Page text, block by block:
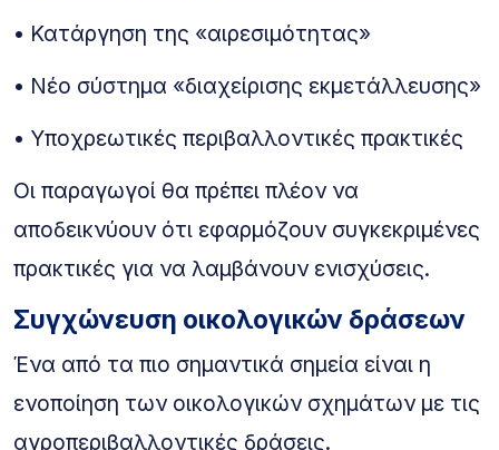
• Κατάργηση της «αιρεσιμότητας»
• Νέο σύστημα «διαχείρισης εκμετάλλευσης»
• Υποχρεωτικές περιβαλλοντικές πρακτικές
Οι παραγωγοί θα πρέπει πλέον να
αποδεικνύουν ότι εφαρμόζουν συγκεκριμένες
πρακτικές για να λαμβάνουν ενισχύσεις.
Συγχώνευση οικολογικών δράσεων
Ένα από τα πιο σημαντικά σημεία είναι η
ενοποίηση των οικολογικών σχημάτων με τις
αγροπεριβαλλοντικές δράσεις.